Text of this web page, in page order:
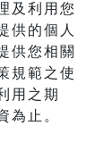
及利用您
供的個人
供您相關
規範之使
用之期
為止。